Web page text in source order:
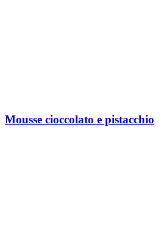
Mousse cioccolato e pistacchio